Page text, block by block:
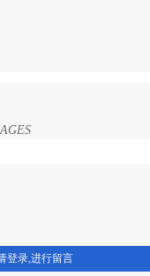
登录,进行留言